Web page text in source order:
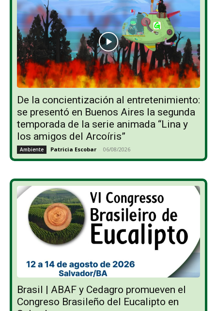
De la concientización al entretenimiento:
se presentó en Buenos Aires la segunda
temporada de la serie animada “Lina y
los amigos del Arcoíris”
Ambiente Patricia Escobar - 06/08/2026
Brasil | ABAF y Cedagro promueven el
Congreso Brasileño del Eucalipto en